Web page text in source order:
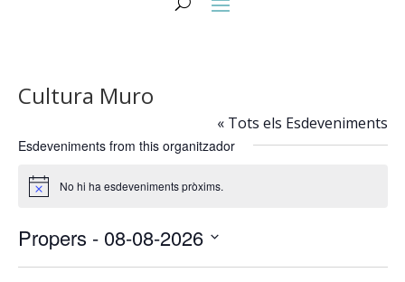
Cultura Muro
« Tots els Esdeveniments
Esdeveniments from this organitzador
Avís No hi ha esdeveniments pròxims.
Propers - 08-08-2026
Selecciona